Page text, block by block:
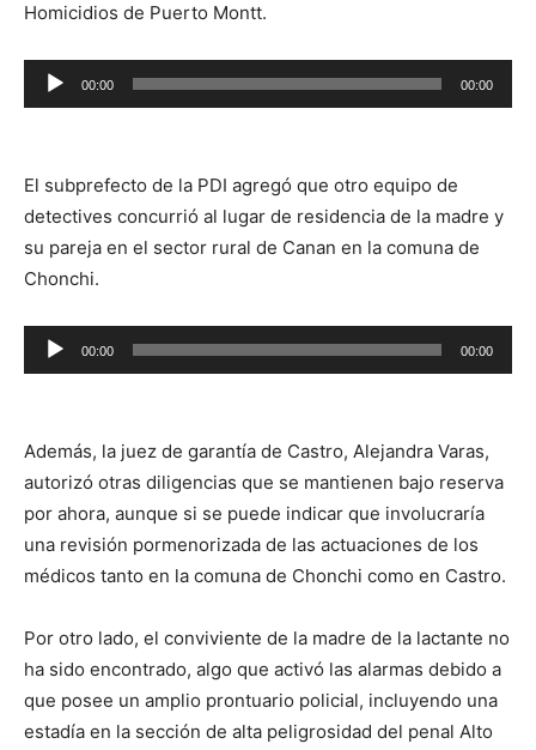
Homicidios de Puerto Montt.
Reproductor
de
00:00 00:00
El subprefecto de la PDI agregó que otro equipo de
detectives concurrió al lugar de residencia de la madre y
su pareja en el sector rural de Canan en la comuna de
Chonchi.
Reproductor
de
00:00 00:00
Además, la juez de garantía de Castro, Alejandra Varas,
autorizó otras diligencias que se mantienen bajo reserva
por ahora, aunque si se puede indicar que involucraría
una revisión pormenorizada de las actuaciones de los
médicos tanto en la comuna de Chonchi como en Castro.
Por otro lado, el conviviente de la madre de la lactante no
ha sido encontrado, algo que activó las alarmas debido a
que posee un amplio prontuario policial, incluyendo una
estadía en la sección de alta peligrosidad del penal Alto